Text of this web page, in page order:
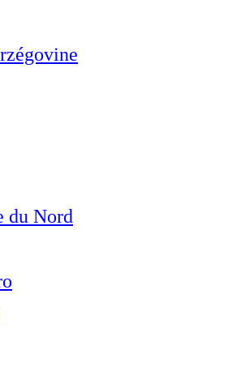
du Nord